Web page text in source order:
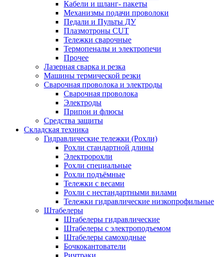
Кабели и шланг- пакеты
Механизмы подачи проволоки
Педали и Пульты ДУ
Плазмотроны CUT
Тележки сварочные
Термопеналы и электропечи
Прочее
Лазерная сварка и резка
Машины термической резки
Сварочная проволока и электроды
Сварочная проволока
Электроды
Припои и флюсы
Средства защиты
Складская техника
Гидравлические тележки (Рохли)
Рохли стандартной длины
Электророхли
Рохли специальные
Рохли подъёмные
Тележки с весами
Рохли с нестандартными вилами
Тележки гидравлические низкопрофильные
Штабелеры
Штабелеры гидравлические
Штабелеры с электроподъемом
Штабелеры самоходные
Бочкокантователи
Ричтраки